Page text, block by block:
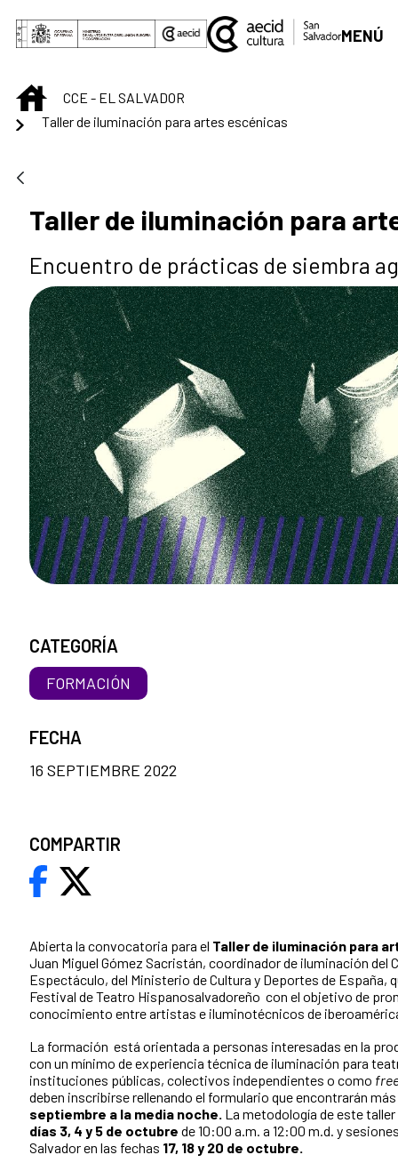
Saltar al contenido principal
MENÚ
INICIOCCE - EL SALVADOR
Taller de iluminación para artes escénicas
Taller de iluminación para
Encuentro de prácticas de siembra
Abierta la convocatoria para el Taller de iluminación para
Juan Miguel Gómez Sacristán, coordinador de iluminación del
Espectáculo, del Ministerio de Cultura y Deportes de España,
Festival de Teatro Hispanosalvadoreño con el objetivo de
conocimiento entre artistas e iluminotécnicos de
La formación está orientada a personas interesadas en la
con un mínimo de experiencia técnica de iluminación para
instituciones públicas, colectivos independientes o como
deben inscribirse rellenando el formulario que encontrarán
septiembre a la media noche. La metodología de este
días 3, 4 y 5 de octubre de 10:00 a.m. a 12:00 m.d. y
Salvador en las fechas 17, 18 y 20 de octubre.
CATEGORÍA
FORMACIÓN
FECHA
16 SEPTIEMBRE 2022
COMPARTIR